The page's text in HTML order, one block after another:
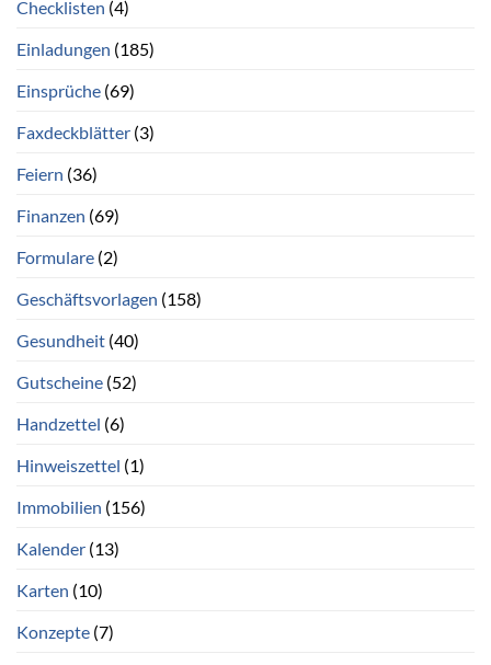
Checklisten (4)
Einladungen (185)
Einsprüche (69)
Faxdeckblätter (3)
Feiern (36)
Finanzen (69)
Formulare (2)
Geschäftsvorlagen (158)
Gesundheit (40)
Gutscheine (52)
Handzettel (6)
Hinweiszettel (1)
Immobilien (156)
Kalender (13)
Karten (10)
Konzepte (7)